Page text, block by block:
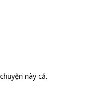
này cả.